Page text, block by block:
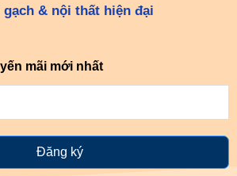
gạch & nội thất hiện đại
mãi mới nhất
Đăng ký